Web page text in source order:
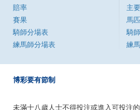
賠率
賽果
騎師分場表
練馬師分場表
主
馬
騎
練
博彩要有節制
未滿十八歲人士不得投注或進入可投注的